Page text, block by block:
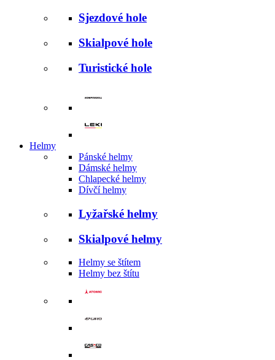
Sjezdové hole
Skialpové hole
Turistické hole
Helmy
Pánské helmy
Dámské helmy
Chlapecké helmy
Dívčí helmy
Lyžařské helmy
Skialpové helmy
Helmy se štítem
Helmy bez štítu